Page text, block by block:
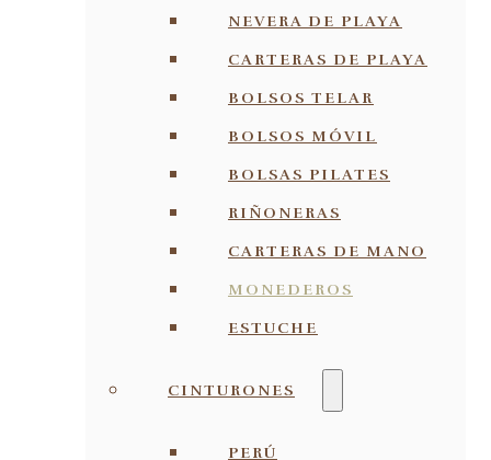
NEVERA DE PLAYA
CARTERAS DE PLAYA
BOLSOS TELAR
BOLSOS MÓVIL
BOLSAS PILATES
RIÑONERAS
CARTERAS DE MANO
MONEDEROS
ESTUCHE
CINTURONES
PERÚ